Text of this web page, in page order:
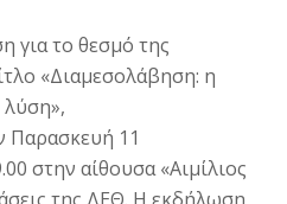
για το θεσμό της
«Διαμεσολάβηση: η
λύση»,
Παρασκευή 11
στην αίθουσα «Αιμίλιος
της ΔΕΘ. Η εκδήλωση